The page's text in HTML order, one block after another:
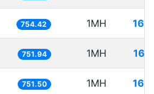
754.42 1MH
751.94 1MH
751.50 1MH